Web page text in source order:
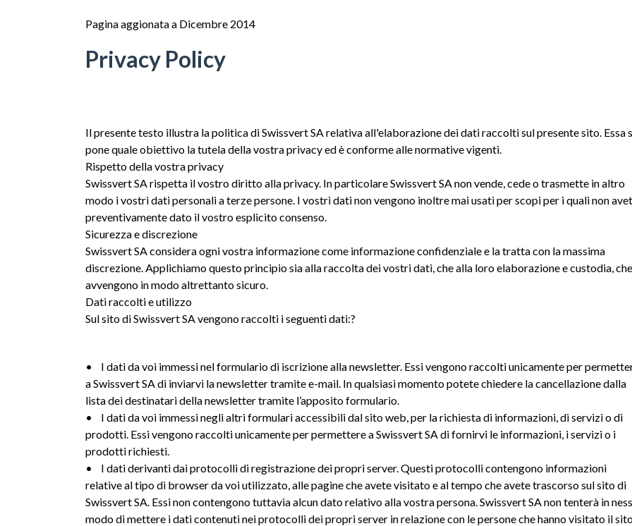
Pagina aggionata a Dicembre 2014
Privacy Policy
Il presente testo illustra la politica di Swissvert SA relativa all'elaborazione dei dati raccolti sul presente sito. Essa
pone quale obiettivo la tutela della vostra privacy ed è conforme alle normative vigenti.
Rispetto della vostra privacy
Swissvert SA rispetta il vostro diritto alla privacy. In particolare Swissvert SA non vende, cede o trasmette in altro
modo i vostri dati personali a terze persone. I vostri dati non vengono inoltre mai usati per scopi per i quali non
preventivamente dato il vostro esplicito consenso.
Sicurezza e discrezione
Swissvert SA considera ogni vostra informazione come informazione confidenziale e la tratta con la massima
discrezione. Applichiamo questo principio sia alla raccolta dei vostri dati, che alla loro elaborazione e custodia, che
avvengono in modo altrettanto sicuro.
Dati raccolti e utilizzo
Sul sito di Swissvert SA vengono raccolti i seguenti dati:?
• I dati da voi immessi nel formulario di iscrizione alla newsletter. Essi vengono raccolti unicamente per
a Swissvert SA di inviarvi la newsletter tramite e-mail. In qualsiasi momento potete chiedere la cancellazione dalla
lista dei destinatari della newsletter tramite l’apposito formulario.
• I dati da voi immessi negli altri formulari accessibili dal sito web, per la richiesta di informazioni, di servizi o di
prodotti. Essi vengono raccolti unicamente per permettere a Swissvert SA di fornirvi le informazioni, i servizi o i
prodotti richiesti.
• I dati derivanti dai protocolli di registrazione dei propri server. Questi protocolli contengono informazioni
relative al tipo di browser da voi utilizzato, alle pagine che avete visitato e al tempo che avete trascorso sul sito di
Swissvert SA. Essi non contengono tuttavia alcun dato relativo alla vostra persona. Swissvert SA non tenterà in
modo di mettere i dati contenuti nei protocolli dei propri server in relazione con le persone che hanno visitato il